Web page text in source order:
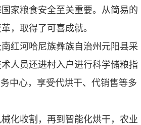
家粮食安全至关重要。从简易的
，取得了可喜成就。
红河哈尼族彝族自治州元阳县采
人员还进村入户进行科学储粮指
中心，享受代烘干、代销售等多
化收割，再到智能化烘干，农业